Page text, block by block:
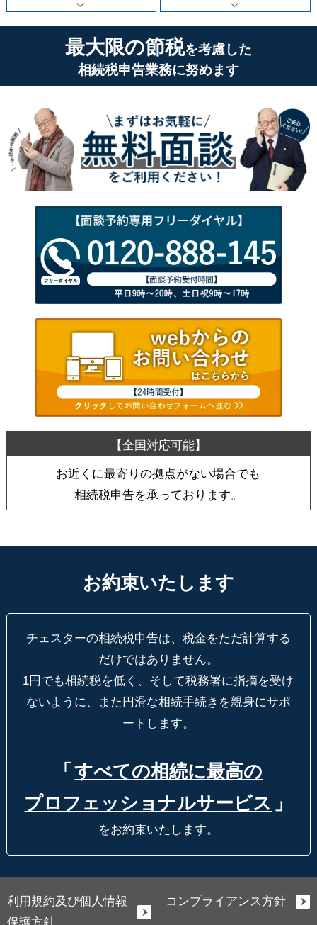
最大限の節税を考慮した
相続税申告業務に努めます
お近くに最寄りの拠点がない場合でも
相続税申告を承っております。
お約束いたします
チェスターの相続税申告は、税金をただ計算する
だけではありません。
1円でも相続税を低く、そして税務署に指摘を受け
ないように、
また円滑な相続手続きを親身にサポ
ートします。
「 すべての相続に最高の
プロフェッショナルサービス 」
をお約束いたします。
利用規約及び個人情報
コンプライアンス方針